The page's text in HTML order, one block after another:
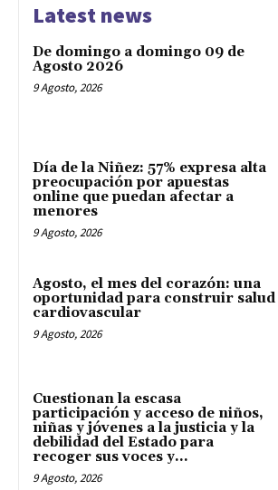
Latest news
De domingo a domingo 09 de
Agosto 2026
9 Agosto, 2026
Día de la Niñez: 57% expresa alta
preocupación por apuestas
online que puedan afectar a
menores
9 Agosto, 2026
Agosto, el mes del corazón: una
oportunidad para construir salud
cardiovascular
9 Agosto, 2026
Cuestionan la escasa
participación y acceso de niños,
niñas y jóvenes a la justicia y la
debilidad del Estado para
recoger sus voces y...
9 Agosto, 2026